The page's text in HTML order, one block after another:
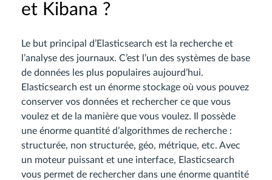
et Kibana ?
Le but principal d’Elasticsearch est la recherche et
l’analyse des journaux. C’est l’un des systèmes de base
de données les plus populaires aujourd’hui.
Elasticsearch est un énorme stockage où vous pouvez
conserver vos données et rechercher ce que vous
voulez et de la manière que vous voulez. Il possède
une énorme quantité d’algorithmes de recherche :
structurée, non structurée, géo, métrique, etc. Avec
un moteur puissant et une interface, Elasticsearch
vous permet de rechercher dans une énorme quantité